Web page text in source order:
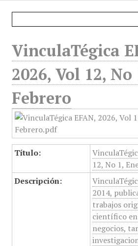
VinculaTégica
2026, Vol 12,
Febrero
Título:
12, No 1,
Descripción:
2014,
trabajos
científico en
negocios,